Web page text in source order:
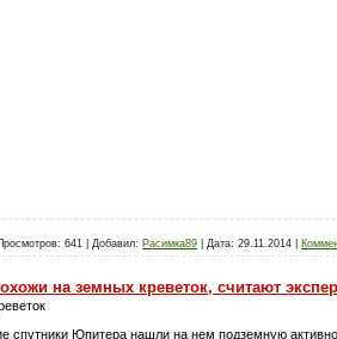
641 Добавил: Расимка89 Дата: 29.11.2014
на земных креветок, считают
спутники Юпитера нашли на нем подземную